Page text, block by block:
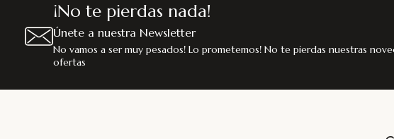
¡No te pierdas nada!
Únete a nuestra Newsletter
No vamos a ser muy pesados! Lo prometemos! No te pierdas nuestras
ofertas